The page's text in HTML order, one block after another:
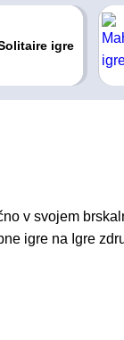
igre
v svojem
igre na Igre